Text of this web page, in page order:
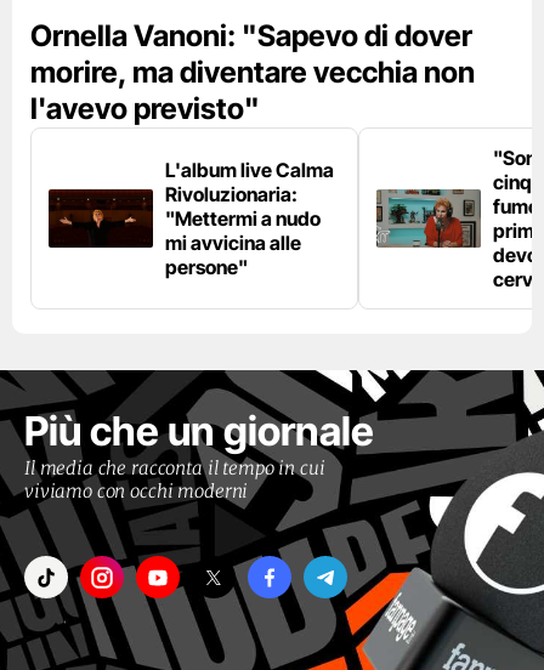
Ornella Vanoni: "Sapevo di dover
morire, ma diventare vecchia non
l'avevo previsto"
L'album live Calma
Rivoluzionaria:
"Mettermi a nudo
mi avvicina alle
persone"
fumo
devo
Più che un giornale
Il media che racconta il tempo in cui
viviamo con occhi moderni